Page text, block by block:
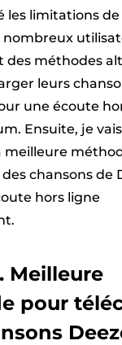
les limitations de
nombreux
des méthodes
leurs
une écoute
Ensuite, je
meilleure
chansons de
hors ligne
Meilleure
pour